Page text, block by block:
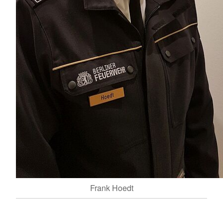
Frank Hoedt